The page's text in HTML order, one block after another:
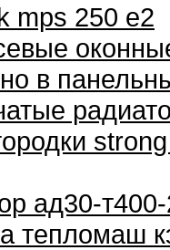
mps 250 e2
в
ад30-
тепломаш